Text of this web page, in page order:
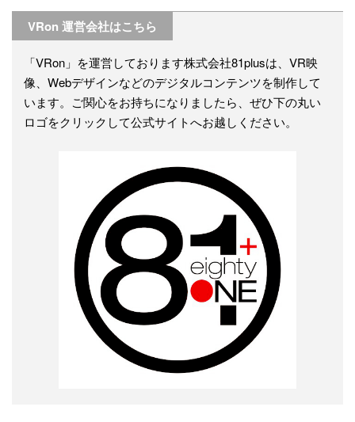
VRon 運営会社はこちら
「VRon」を運営しております株式会社81plusは、VR映
像、Webデザインなどのデジタルコンテンツを制作して
います。ご関心をお持ちになりましたら、ぜひ下の丸い
ロゴをクリックして公式サイトへお越しください。